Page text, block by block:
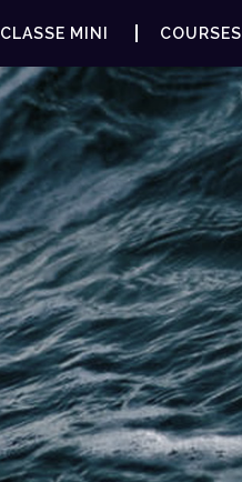
CLASSE MINI COURSES